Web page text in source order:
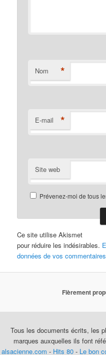
Nom *
E-mail *
Site web
Prévenez-moi de tous
Ce site utilise Akismet
pour réduire les indésirables.
données de vos
Fièrement
Tous les documents écrits, les
marques auxquelles ils font
alsacienne.com - Hits 80- Le bon